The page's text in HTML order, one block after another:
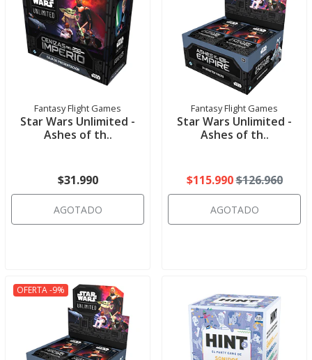
Fantasy Flight Games
Star Wars Unlimited -
Ashes of th..
$31.990
AGOTADO
Fantasy Flight Games
Star Wars Unlimited -
Ashes of th..
$115.990$126.960
AGOTADO
OFERTA -9%